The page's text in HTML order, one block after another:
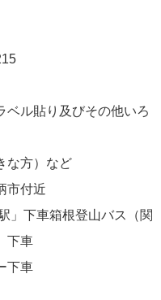
ル貼り及びその他いろ
な方）など
市付近
」下車箱根登山バス（関
下車
下車